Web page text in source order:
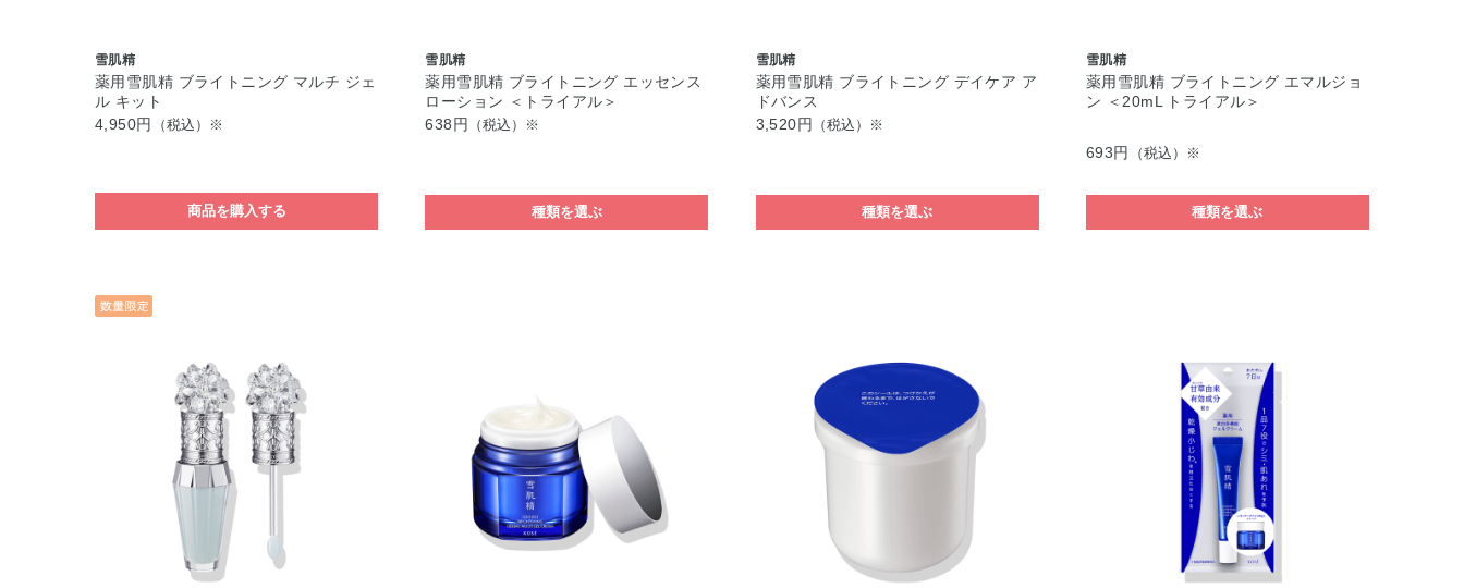
雪肌精
薬用雪肌精 ブライトニング マルチ ジェ
ル キット
4,950円
（税込）※
商品を購入する
雪肌精
薬用雪肌精 ブライトニング エッセンス
ローション ＜トライアル＞
638円
（税込）※
種類を選ぶ
雪肌精
薬用雪肌精 ブライトニング デイケア ア
ドバンス
3,520円
（税込）※
種類を選ぶ
雪肌精
薬用雪肌精 ブライトニング エマルジョ
ン ＜20mL トライアル＞
693円 （税込）※
種類を選ぶ